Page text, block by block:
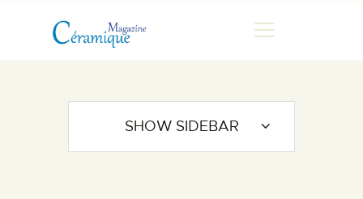
MAGAZINE
CHRONIQUES DE LUC
SHOW SIDEBAR